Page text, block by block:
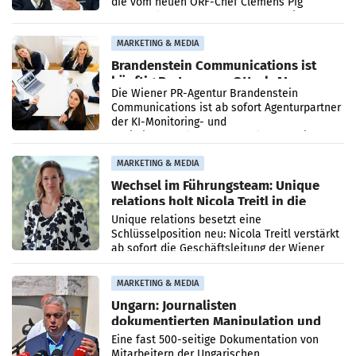
MARKETING & MEDIA
Brandenstein Communications ist
künftig Partner von OtterlyAI
Die Wiener PR-Agentur Brandenstein
Communications ist ab sofort Agenturpartner
der KI-Monitoring- und
MARKETING & MEDIA
Wechsel im Führungsteam: Unique
relations holt Nicola Treitl in die
Geschäftsleitung
Unique relations besetzt eine
Schlüsselposition neu: Nicola Treitl verstärkt
ab sofort die Geschäftsleitung der Wiener
PR-Agentur an der Seite von Josef Kalina und
Anna Kalina-Mahr.
MARKETING & MEDIA
Ungarn: Journalisten
dokumentierten Manipulation und
Zensur
Eine fast 500-seitige Dokumentation von